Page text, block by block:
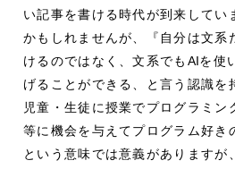
い記事を書ける時代が到来してい
かもしれませんが、『自分は文系
けるのではなく、文系でも AIを使
げることができる、と言う認識を
児童・生徒に授業でプログラミン
等に機会を与えてプログラム好き
という意味では意義がありますが